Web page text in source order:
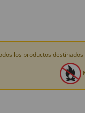
los productos